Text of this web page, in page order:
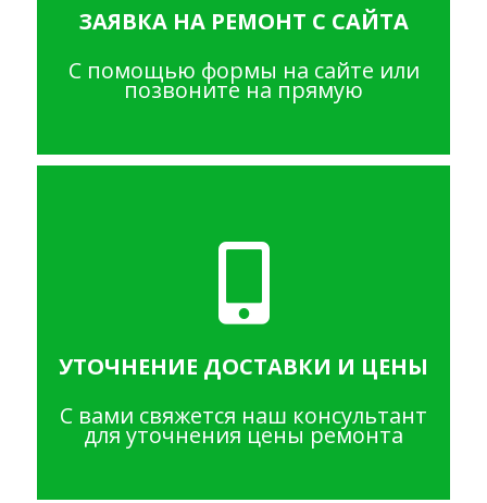
ЗАЯВКА НА РЕМОНТ С САЙТА
С помощью формы на сайте или
позвоните на прямую
УТОЧНЕНИЕ ДОСТАВКИ И ЦЕНЫ
С вами свяжется наш консультант
для уточнения цены ремонта